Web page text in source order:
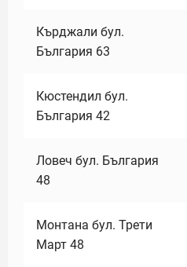
Кърджали бул.
България 63
Кюстендил бул.
България 42
Ловеч бул. България
48
Монтана бул. Трети
Март 48